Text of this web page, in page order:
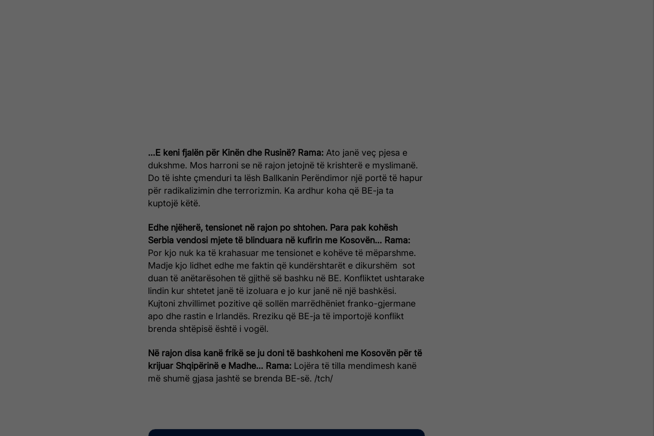
…E keni fjalën për Kinën dhe Rusinë? Rama: Ato janë veç pjesa e
dukshme. Mos harroni se në rajon jetojnë të krishterë e myslimanë.
Do të ishte çmenduri ta lësh Ballkanin Perëndimor një portë të hapur
për radikalizimin dhe terrorizmin. Ka ardhur koha që BE-ja ta
kuptojë këtë.
Edhe njëherë, tensionet në rajon po shtohen. Para pak kohësh
Serbia vendosi mjete të blinduara në kufirin me Kosovën… Rama:
Por kjo nuk ka të krahasuar me tensionet e kohëve të mëparshme.
Madje kjo lidhet edhe me faktin që kundërshtarët e dikurshëm sot
duan të anëtarësohen të gjithë së bashku në BE. Konfliktet ushtarake
lindin kur shtetet janë të izoluara e jo kur janë në një bashkësi.
Kujtoni zhvillimet pozitive që sollën marrëdhëniet franko-gjermane
apo dhe rastin e Irlandës. Rreziku që BE-ja të importojë konflikt
brenda shtëpisë është i vogël.
Në rajon disa kanë frikë se ju doni të bashkoheni me Kosovën për të
krijuar Shqipërinë e Madhe… Rama: Lojëra të tilla mendimesh kanë
më shumë gjasa jashtë se brenda BE-së. /tch/